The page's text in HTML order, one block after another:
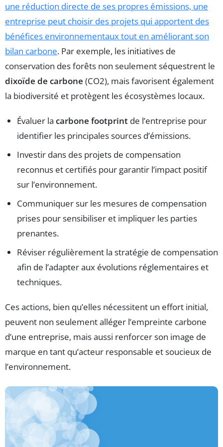
une réduction directe de ses propres émissions, une
entreprise peut choisir des projets qui apportent des
bénéfices environnementaux tout en améliorant son
bilan carbone. Par exemple, les initiatives de
conservation des forêts non seulement séquestrent le
dixoïde de carbone (CO2), mais favorisent également
la biodiversité et protègent les écosystèmes locaux.
Évaluer la carbone footprint de l’entreprise pour
identifier les principales sources d’émissions.
Investir dans des projets de compensation
reconnus et certifiés pour garantir l’impact positif
sur l’environnement.
Communiquer sur les mesures de compensation
prises pour sensibiliser et impliquer les parties
prenantes.
Réviser régulièrement la stratégie de compensation
afin de l’adapter aux évolutions réglementaires et
techniques.
Ces actions, bien qu’elles nécessitent un effort initial,
peuvent non seulement alléger l’empreinte carbone
d’une entreprise, mais aussi renforcer son image de
marque en tant qu’acteur responsable et soucieux de
l’environnement.